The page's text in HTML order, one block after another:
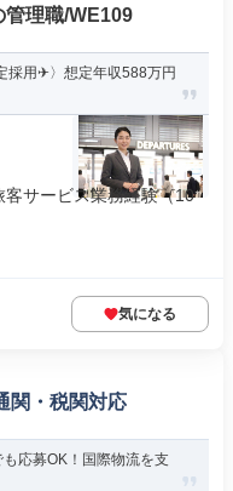
管理職/WE109
採用✈〉想定年収588万円
サービス業務経験（10
気になる
関・税関対応
応募OK！国際物流を支